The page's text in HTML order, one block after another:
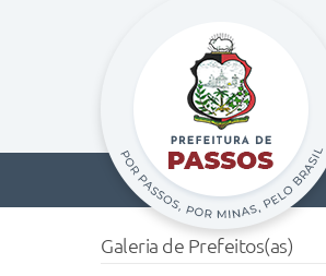
Galeria de Prefeitos(as)